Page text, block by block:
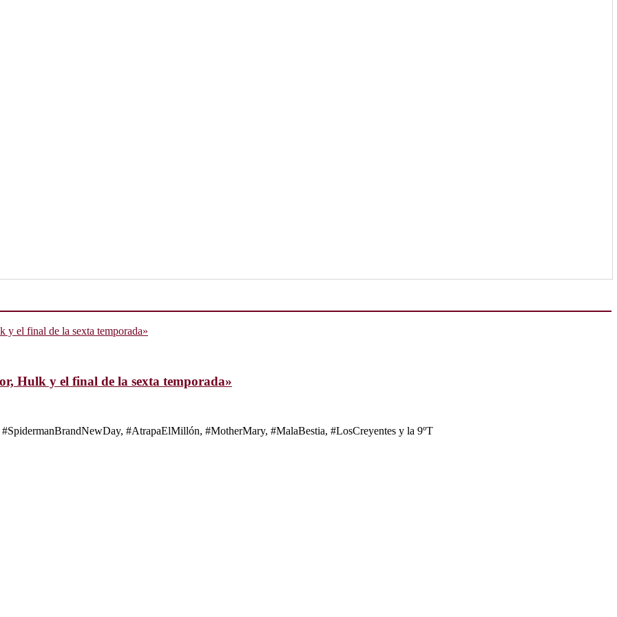
Hulk y el final de la sexta temporada»
#AtrapaElMillón, #MotherMary, #MalaBestia, #LosCreyentes y la 9ºT